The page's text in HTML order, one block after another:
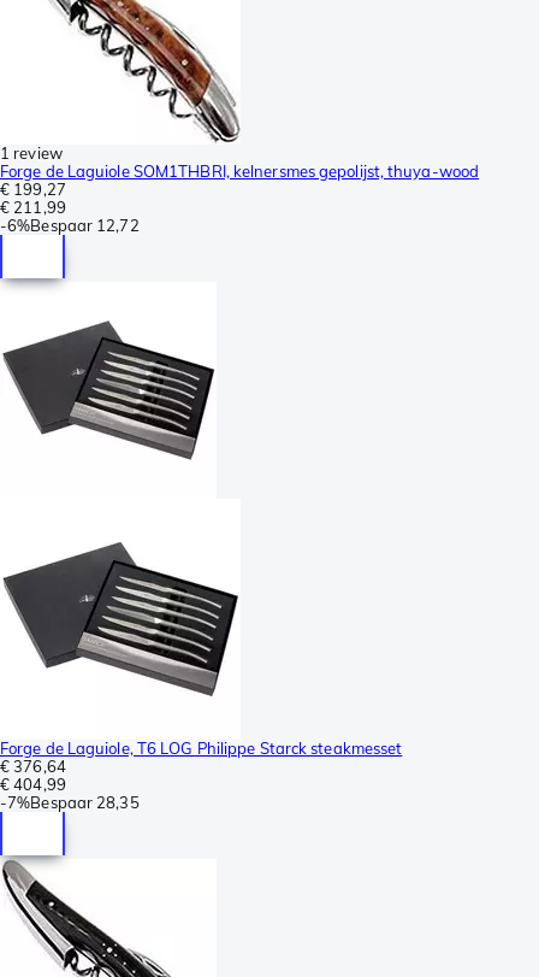
1 review
Forge de Laguiole SOM1THBRI, kelnersmes gepolijst, thuya-wood
€ 199,27
€ 211,99
-6%Bespaar 12,72
Forge de Laguiole, T6 LOG Philippe Starck steakmesset
€ 376,64
€ 404,99
-7%Bespaar 28,35